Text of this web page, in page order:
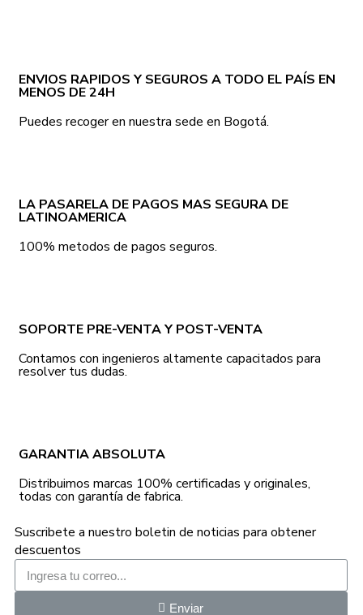
ENVIOS RAPIDOS Y SEGUROS A TODO EL PAÍS EN
MENOS DE 24H
Puedes recoger en nuestra sede en Bogotá.
LA PASARELA DE PAGOS MAS SEGURA DE
LATINOAMERICA
100% metodos de pagos seguros.
SOPORTE PRE-VENTA Y POST-VENTA
Contamos con ingenieros altamente capacitados para
resolver tus dudas.
GARANTIA ABSOLUTA
Distribuimos marcas 100% certificadas y originales,
todas con garantía de fabrica.
Suscribete a nuestro boletin de noticias para obtener
descuentos
Enviar